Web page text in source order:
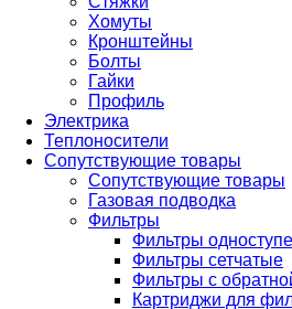
Хомуты
Кронштейны
Болты
Гайки
Профиль
Электрика
Теплоносители
Сопутствующие товары
Сопутствующие товары
Газовая подводка
Фильтры
Фильтры
Фильтры сетчатые
Фильтры с
Картриджи для